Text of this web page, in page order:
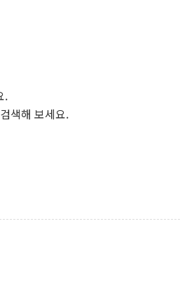
.
색해 보세요.